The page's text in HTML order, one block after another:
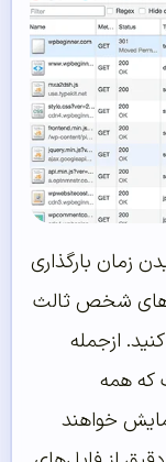
زمان بارگذاری
شخص ثالث
ازجمله
که همه
خواهند